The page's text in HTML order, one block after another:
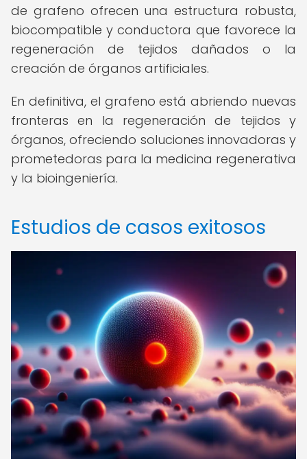
de grafeno ofrecen una estructura robusta,
biocompatible y conductora que favorece la
regeneración de tejidos dañados o la
creación de órganos artificiales.
En definitiva, el grafeno está abriendo nuevas
fronteras en la regeneración de tejidos y
órganos, ofreciendo soluciones innovadoras y
prometedoras para la medicina regenerativa
y la bioingeniería.
Estudios de casos exitosos